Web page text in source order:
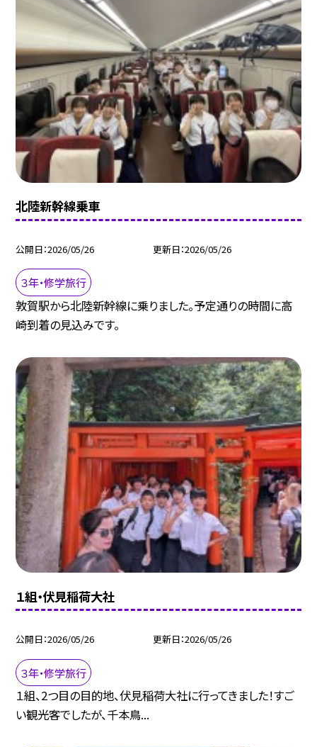
北陸新幹線乗車
公開日 2026/05/26 更新日 2026/05/26
３年・修学旅行
敦賀駅から北陸新幹線に乗りました。予定通りの時間に高
崎到着の見込みです。
１組・伏見稲荷大社
公開日 2026/05/26 更新日 2026/05/26
３年・修学旅行
１組、2つ目の目的地、伏見稲荷大社に行ってきました！すご
い観光客でしたが、千本鳥...